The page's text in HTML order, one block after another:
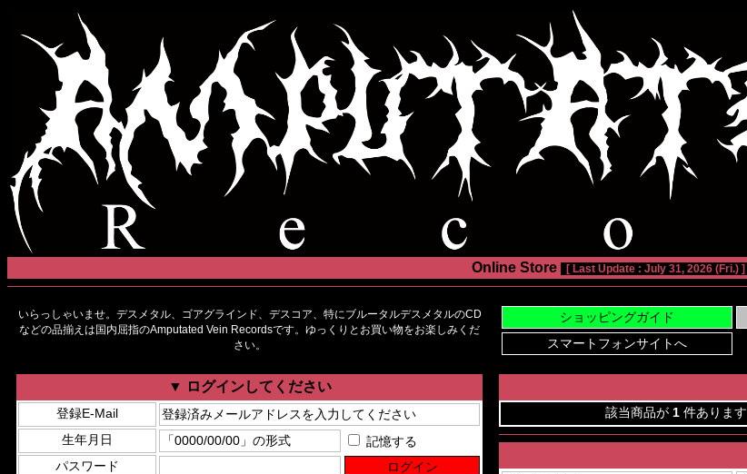
Online Store [ Last Update : July 31, 2026 (Fri.) ]
いらっしゃいませ。デスメタル、ゴアグラインド、デスコア、特にブルータルデスメタルのCD
などの品揃えは国内屈指のAmputated Vein Recordsです。ゆっくりとお買い物をお楽しみくだ
さい。
▼ ログインしてください
登録E-Mail
生年月日
記憶する
パスワード
該当商品が 1 件あります